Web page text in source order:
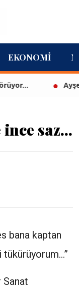
EKONOMI
saz...
bana kaptan
tükürüyorum…”
Sanat